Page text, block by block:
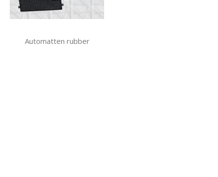
Automatten rubber